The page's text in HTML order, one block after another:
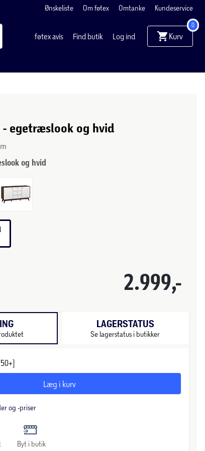
Ønskeliste Om føtex Omtanke Kundeservice
føtex avis Find butik Log ind Kurv
0
egetræslook og hvid
og hvid
2.999,-
LAGERSTATUS
Se lagerstatus i butikker
Læg i kurv
og -priser
Byt i butik